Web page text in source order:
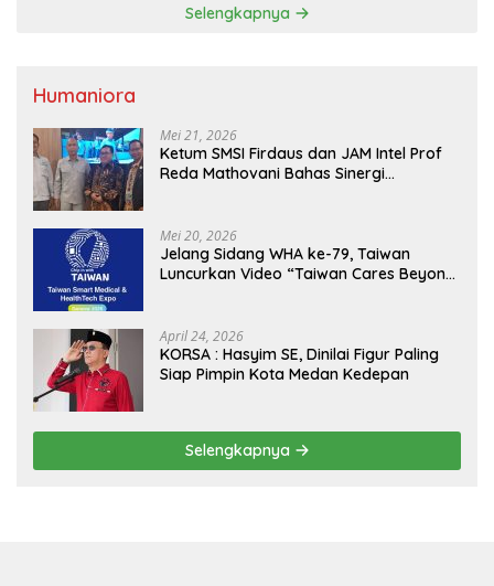
Selengkapnya
Humaniora
Mei 21, 2026
Ketum SMSI Firdaus dan JAM Intel Prof
Reda Mathovani Bahas Sinergi
MBG, Perkuat Pengawasan Program
Pemerintah
Mei 20, 2026
Jelang Sidang WHA ke-79, Taiwan
Luncurkan Video “Taiwan Cares Beyond
April 24, 2026
KORSA : Hasyim SE, Dinilai Figur Paling
Siap Pimpin Kota Medan Kedepan
Selengkapnya